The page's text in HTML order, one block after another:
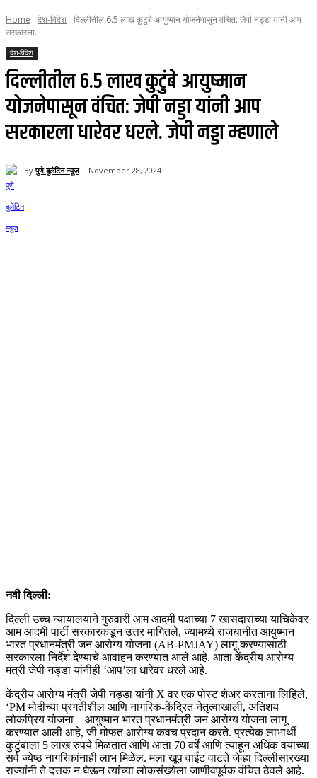
Home देश-विदेश दिल्लीतील 6.5 लाख कुटुंबे आयुष्मान योजनेपासून वंचित: जेपी नड्डा यांनी आप
सरकारला...
देश-विदेश
दिल्लीतील 6.5 लाख कुटुंबे आयुष्मान
योजनेपासून वंचित: जेपी नड्डा यांनी आप
सरकारला धारेवर धरले. जेपी नड्डा म्हणाले
By पुणे बुलेटिन न्यूज November 28, 2024
नवी दिल्ली:
दिल्ली उच्च न्यायालयाने गुरुवारी आम आदमी पक्षाच्या 7 खासदारांच्या याचिकेवर
आम आदमी पार्टी सरकारकडून उत्तर मागितले, ज्यामध्ये राजधानीत आयुष्मान
भारत प्रधानमंत्री जन आरोग्य योजना (AB-PMJAY) लागू करण्यासाठी
सरकारला निर्देश देण्याचे आवाहन करण्यात आले आहे. आता केंद्रीय आरोग्य
मंत्री जेपी नड्डा यांनीही ‘आप’ला धारेवर धरले आहे.
केंद्रीय आरोग्य मंत्री जेपी नड्डा यांनी X वर एक पोस्ट शेअर करताना लिहिले,
‘PM मोदींच्या प्रगतीशील आणि नागरिक-केंद्रित नेतृत्वाखाली, अतिशय
लोकप्रिय योजना – आयुष्मान भारत प्रधानमंत्री जन आरोग्य योजना लागू
करण्यात आली आहे, जी मोफत आरोग्य कवच प्रदान करते. प्रत्येक लाभार्थी
कुटुंबाला 5 लाख रुपये मिळतात आणि आता 70 वर्षे आणि त्याहून अधिक वयाच्या
सर्व ज्येष्ठ नागरिकांनाही लाभ मिळेल. मला खूप वाईट वाटते जेव्हा दिल्लीसारख्या
राज्यांनी ते दत्तक न घेऊन त्यांच्या लोकसंख्येला जाणीवपूर्वक वंचित ठेवले आहे.